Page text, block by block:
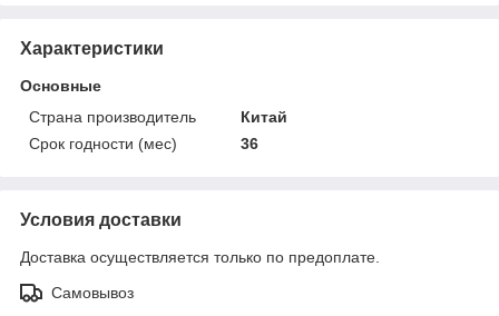
Характеристики
Основные
Страна производитель
Китай
Срок годности (мес)
36
Условия доставки
Доставка осуществляется только по предоплате.
Самовывоз